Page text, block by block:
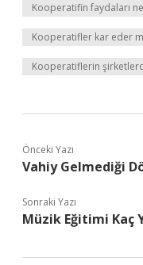
Kooperatifin faydaları
Kooperatifler kar eder
Kooperatiflerin
Önceki Yazı
Vahiy Gelmediği
Sonraki Yazı
Müzik Eğitimi Kaç